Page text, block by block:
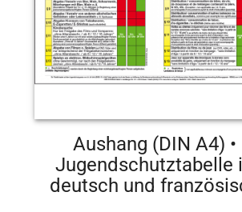
Aushang (DIN A4) •
Jugendschutztabelle
deutsch und